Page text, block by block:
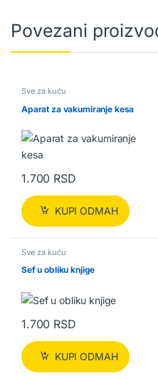
Povezani
Sve za kuću
Aparat za vakumiranje kesa
1.700 RSD
KUPI ODMAH
Sve za kuću
Sef u obliku knjige
1.700 RSD
KUPI ODMAH